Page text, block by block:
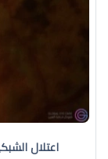
اعتلال